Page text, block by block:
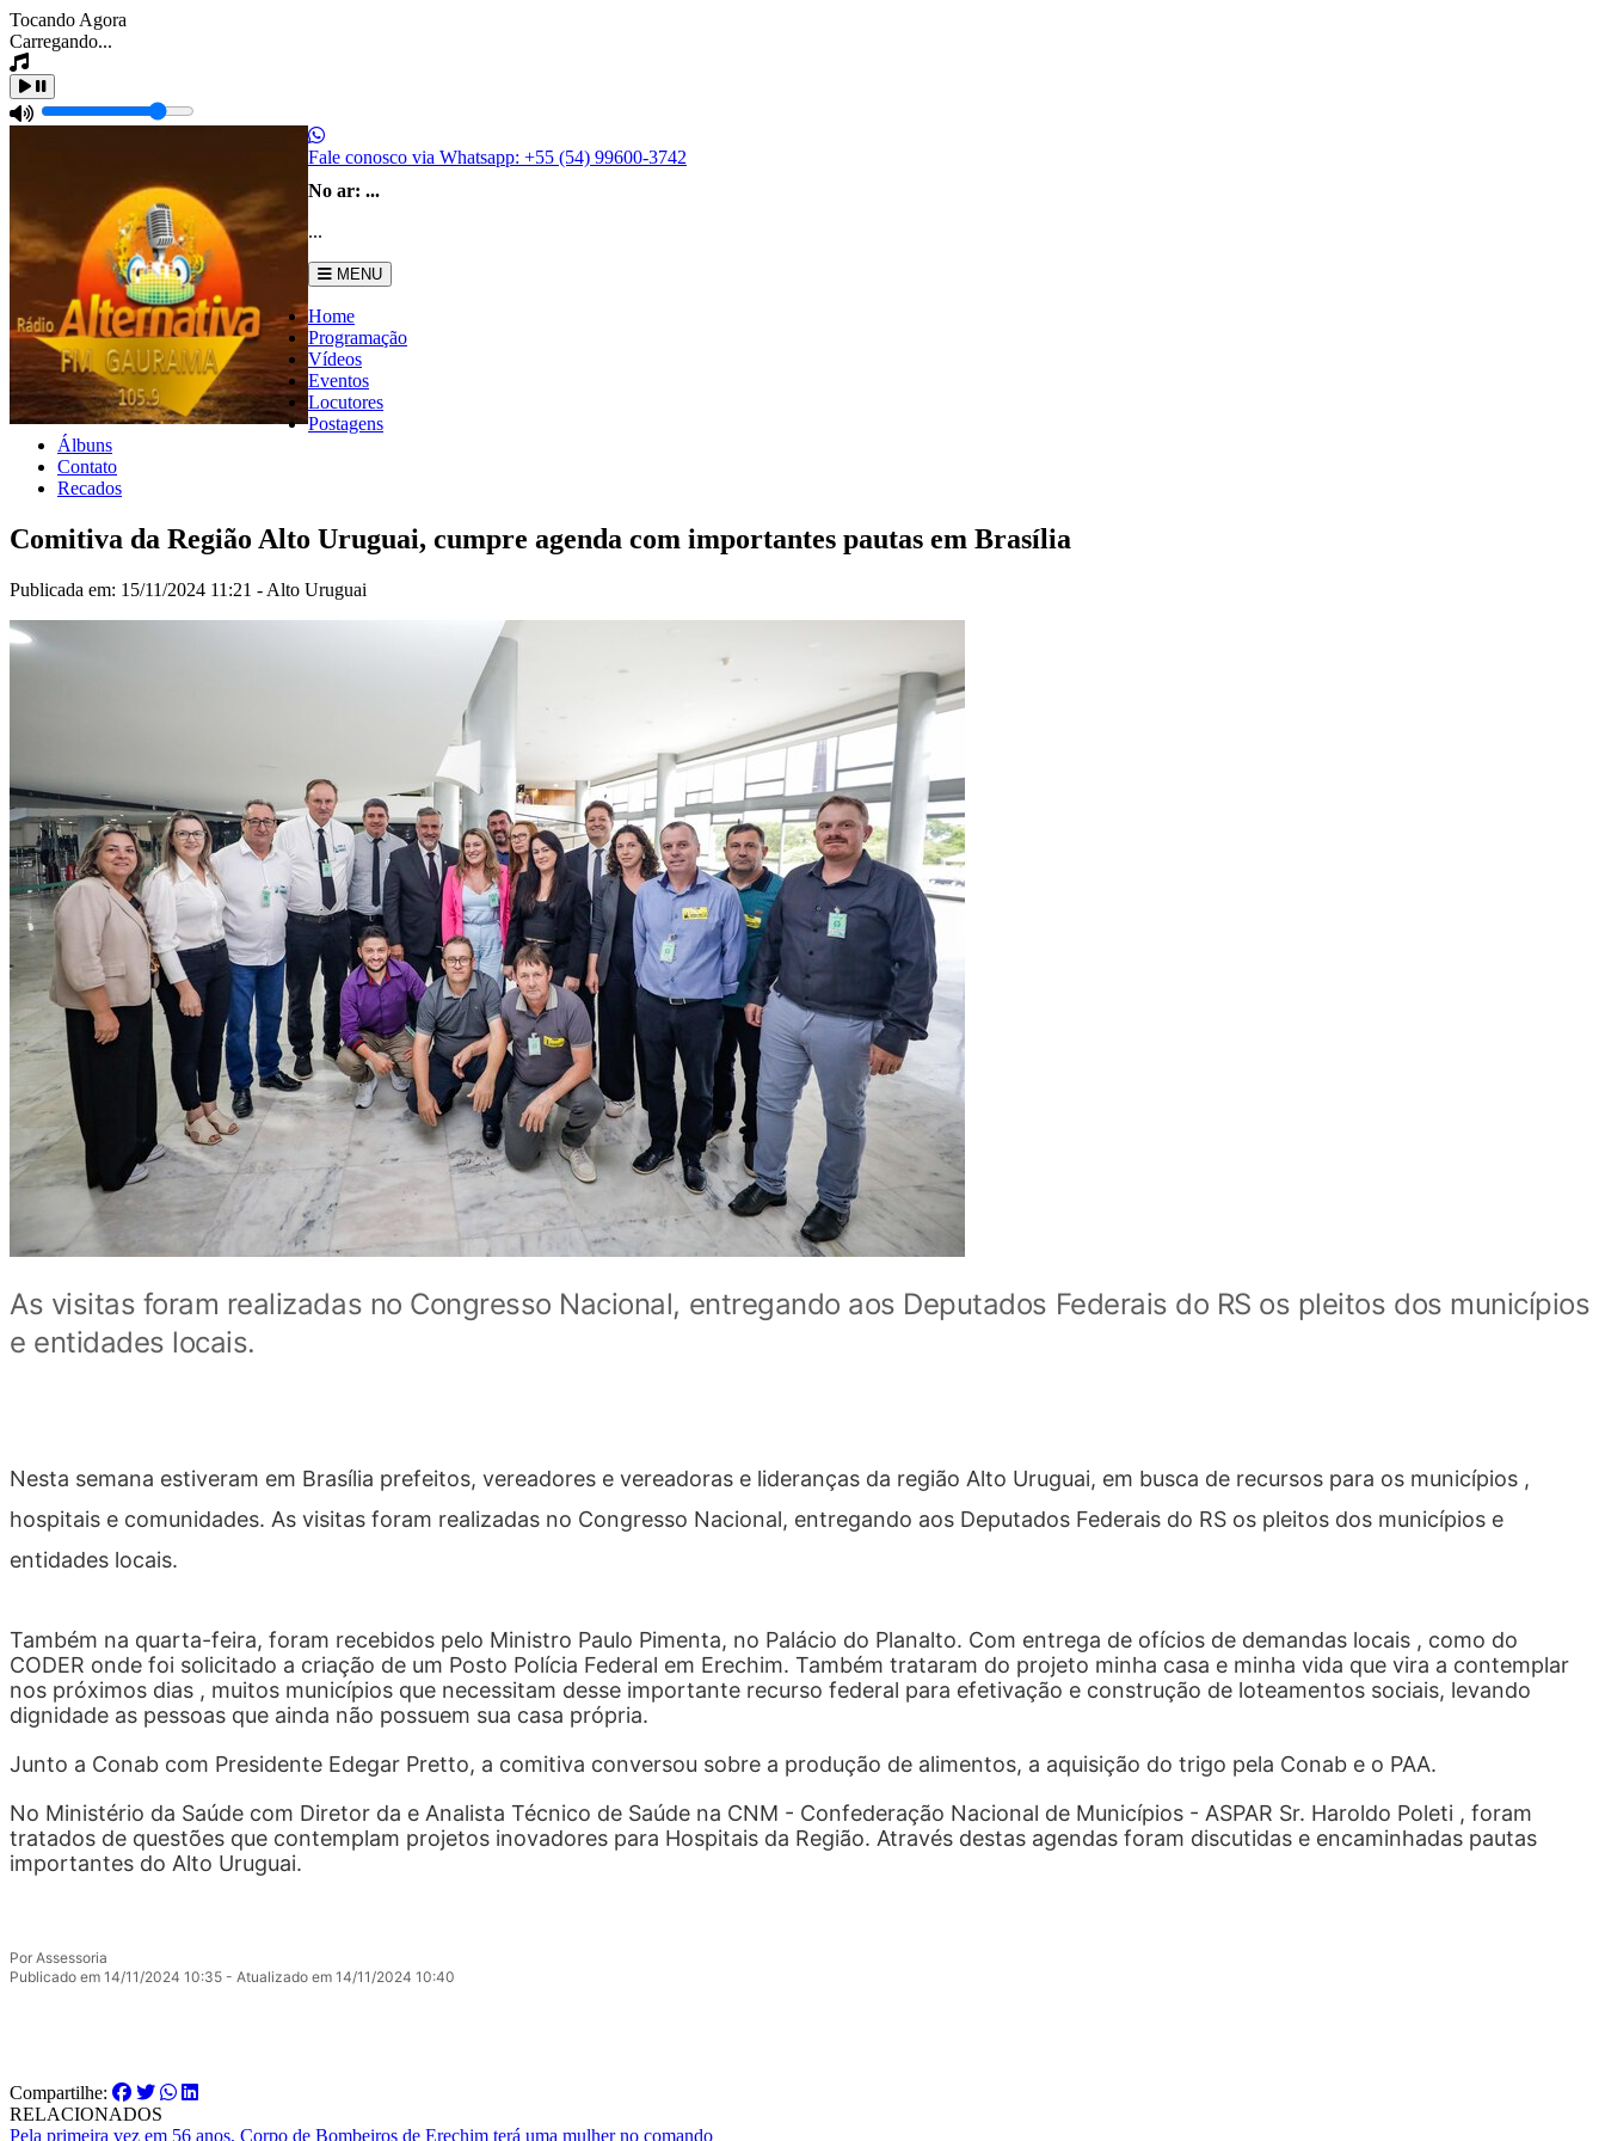
Tocando Agora
Carregando...
Fale conosco via Whatsapp: +55 (54) 99600-3742
No ar: ...
...
MENU
Home
Programação
Vídeos
Eventos
Locutores
Postagens
Álbuns
Contato
Recados
Comitiva da Região Alto Uruguai, cumpre agenda com importantes pautas em Brasília
Publicada em: 15/11/2024 11:21 - Alto Uruguai
As visitas foram realizadas no Congresso Nacional, entregando aos Deputados Federais do RS os pleitos dos municípios
e entidades locais.
Nesta semana estiveram em Brasília prefeitos, vereadores e vereadoras e lideranças da região Alto Uruguai, em busca de recursos para os municípios ,
hospitais e comunidades. As visitas foram realizadas no Congresso Nacional, entregando aos Deputados Federais do RS os pleitos dos municípios e
entidades locais.
Também na quarta-feira, foram recebidos pelo Ministro Paulo Pimenta, no Palácio do Planalto. Com entrega de ofícios de demandas locais , como do
CODER onde foi solicitado a criação de um Posto Polícia Federal em Erechim. Também trataram do projeto minha casa e minha vida que vira a contemplar
nos próximos dias , muitos municípios que necessitam desse importante recurso federal para efetivação e construção de loteamentos sociais, levando
dignidade as pessoas que ainda não possuem sua casa própria.
Junto a Conab com Presidente Edegar Pretto, a comitiva conversou sobre a produção de alimentos, a aquisição do trigo pela Conab e o PAA.
No Ministério da Saúde com Diretor da e Analista Técnico de Saúde na CNM - Confederação Nacional de Municípios - ASPAR Sr. Haroldo Poleti , foram
tratados de questões que contemplam projetos inovadores para Hospitais da Região. Através destas agendas foram discutidas e encaminhadas pautas
importantes do Alto Uruguai.
Por Assessoria
Publicado em 14/11/2024 10:35 - Atualizado em 14/11/2024 10:40
Compartilhe:
RELACIONADOS
Pela primeira vez em 56 anos, Corpo de Bombeiros de Erechim terá uma mulher no comando